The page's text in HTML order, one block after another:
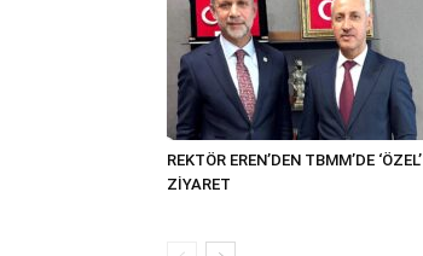
REKTÖR EREN’DEN TBMM’DE ‘ÖZEL’
ZİYARET